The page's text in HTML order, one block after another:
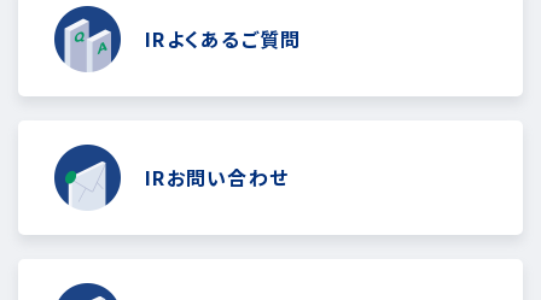
IRよくあるご質問
IRお問い合わせ